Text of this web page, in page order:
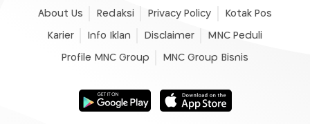
About Us Redaksi Privacy Policy Kotak Pos
Karier Info Iklan Disclaimer MNC Peduli
Profile MNC Group MNC Group Bisnis